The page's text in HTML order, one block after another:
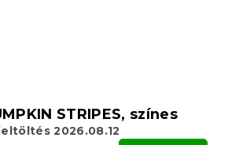
STRIPES, színes
2026.08.12